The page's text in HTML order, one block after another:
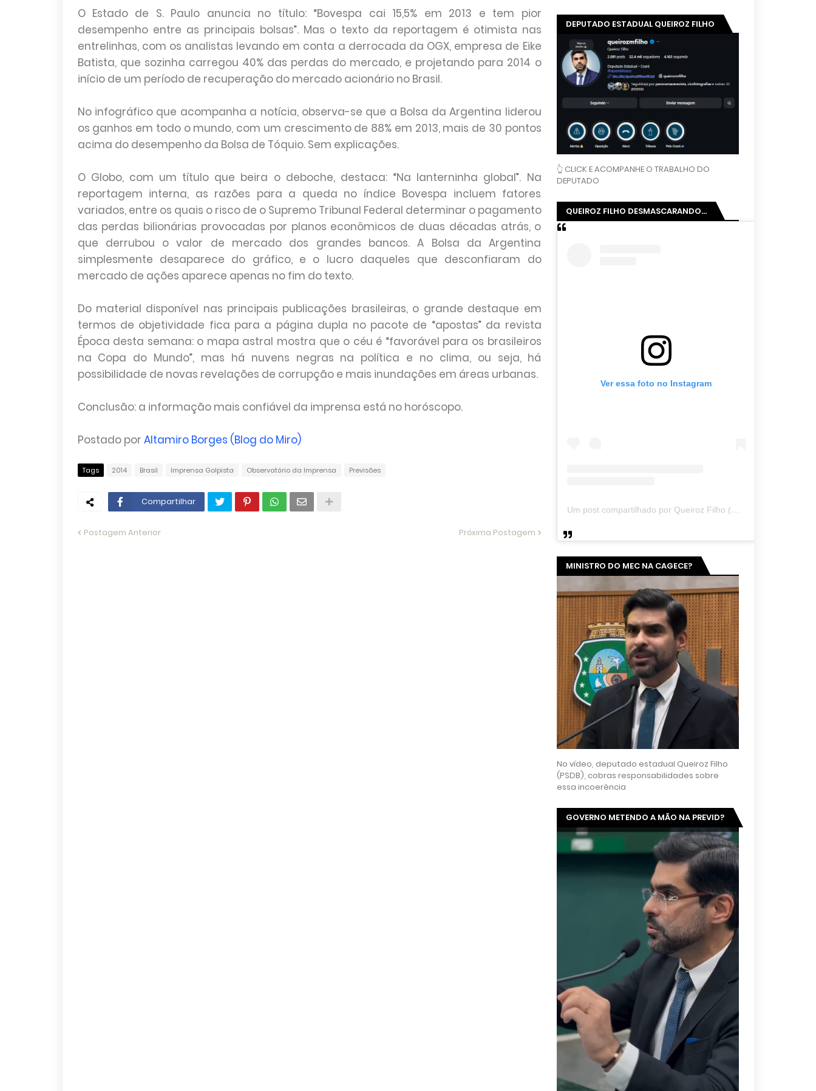
O Estado de S. Paulo anuncia no título: “Bovespa cai 15,5% em 2013 e tem pior
desempenho entre as principais bolsas”. Mas o texto da reportagem é otimista nas
entrelinhas, com os analistas levando em conta a derrocada da OGX, empresa de Eike
Batista, que sozinha carregou 40% das perdas do mercado, e projetando para 2014 o
início de um período de recuperação do mercado acionário no Brasil.
No infográfico que acompanha a notícia, observa-se que a Bolsa da Argentina liderou
os ganhos em todo o mundo, com um crescimento de 88% em 2013, mais de 30 pontos
acima do desempenho da Bolsa de Tóquio. Sem explicações.
O Globo, com um título que beira o deboche, destaca: “Na lanterninha global”. Na
reportagem interna, as razões para a queda no índice Bovespa incluem fatores
variados, entre os quais o risco de o Supremo Tribunal Federal determinar o pagamento
das perdas bilionárias provocadas por planos econômicos de duas décadas atrás, o
que derrubou o valor de mercado dos grandes bancos. A Bolsa da Argentina
simplesmente desaparece do gráfico, e o lucro daqueles que desconfiaram do
mercado de ações aparece apenas no fim do texto.
Do material disponível nas principais publicações brasileiras, o grande destaque em
termos de objetividade fica para a página dupla no pacote de “apostas” da revista
Época desta semana: o mapa astral mostra que o céu é “favorável para os brasileiros
na Copa do Mundo”, mas há nuvens negras na política e no clima, ou seja, há
possibilidade de novas revelações de corrupção e mais inundações em áreas urbanas.
Conclusão: a informação mais confiável da imprensa está no horóscopo.
Postado por Altamiro Borges (Blog do Miro)
Tags 2014 Brasil Imprensa Golpista Observatório da Imprensa Previsões
Compartilhar
Postagem Anterior Próxima Postagem
DEPUTADO ESTADUAL QUEIROZ FILHO
👆 CLICK E ACOMPANHE O TRABALHO DO
DEPUTADO
QUEIROZ FILHO DESMASCARANDO...
Ver essa foto no Instagram
Um post compartilhado por Queiroz Filho (@queirozmfilho)
MINISTRO DO MEC NA CAGECE?
No vídeo, deputado estadual Queiroz Filho
(PSDB), cobras responsabilidades sobre
essa incoerência
GOVERNO METENDO A MÃO NA PREVID?